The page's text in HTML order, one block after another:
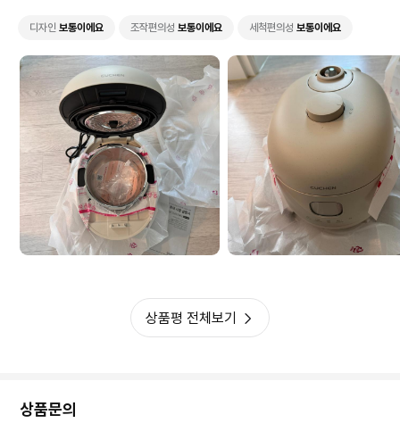
디자인 보통이에요 조작편의성 보통이에요 세척편의성 보통이에요
상품평 전체보기
상품문의